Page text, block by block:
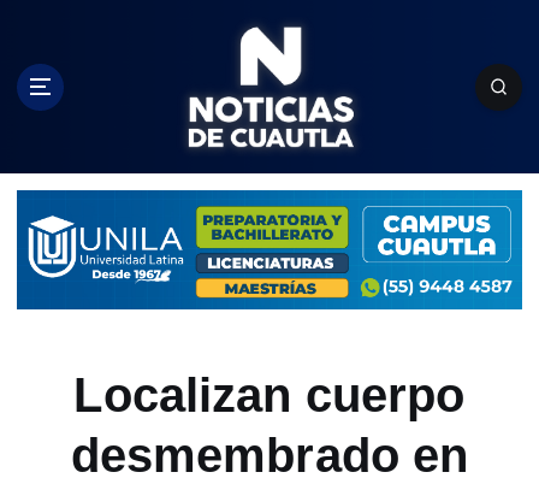
c
Localizan cuerpo
desmembrado en